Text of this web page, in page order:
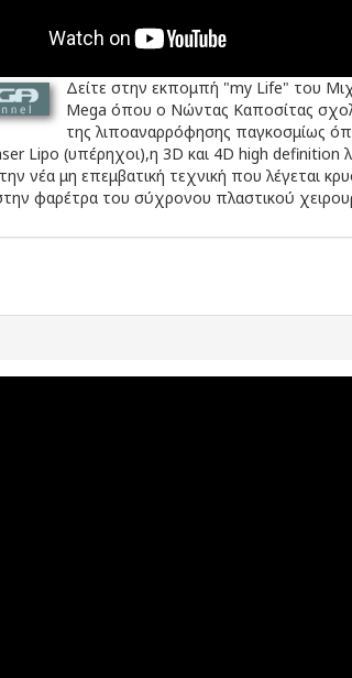
Δείτε στην εκπομπή "my Life" του
Mega όπου ο Νώντας Καποσίτας
της λιποαναρρόφησης παγκοσμίως
Lipo (υπέρηχοι),η 3D και 4D high definition
νέα μη επεμβατική τεχνική που λέγεται
φαρέτρα του σύχρονου πλαστικού